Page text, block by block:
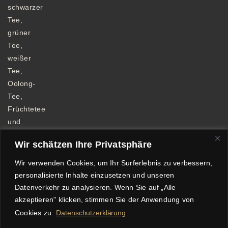
Wir schätzen Ihre Privatsphäre
Wir verwenden Cookies, um Ihr Surferlebnis zu verbessern,
personalisierte Inhalte einzusetzen und unseren
Datenverkehr zu analysieren. Wenn Sie auf „Alle
akzeptieren" klicken, stimmen Sie der Anwendung von
Cookies zu.
Datenschutzerklärung
schwarzer
Tee,
grüner
Tee,
weißer
Tee,
Oolong-
Tee,
Früchtetee
und
Allgemeine Geschäftsbedingungen
DatenschutzerklärungImpressum
Echtheit von Bewertungen